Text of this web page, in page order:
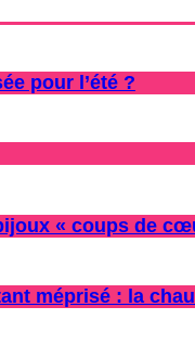
pour l’été ?
« coups de
méprisé : la